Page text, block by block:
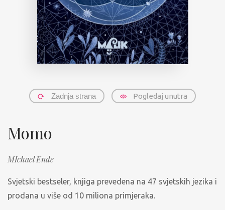
Zadnja strana Pogledaj unutra
Momo
MIchael Ende
Svjetski bestseler, knjiga prevedena na 47 svjetskih jezika i
prodana u više od 10 miliona primjeraka.